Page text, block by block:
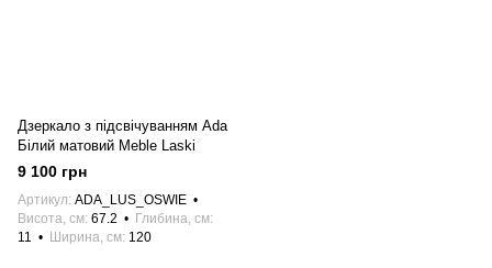
Дзеркало з підсвічуванням Ada
Білий матовий Meble Laski
9 100 грн
Артикул ADA_LUS_OSWIE
Висота, см 67.2
Глибина, см
11
Ширина, см 120